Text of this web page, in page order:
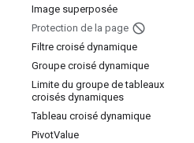
Image superposée
Protection de la page
Filtre croisé dynamique
Groupe croisé dynamique
Limite du groupe de tableaux
croisés dynamiques
Tableau croisé dynamique
PivotValue